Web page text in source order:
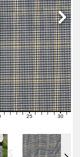
222324252627282930 31